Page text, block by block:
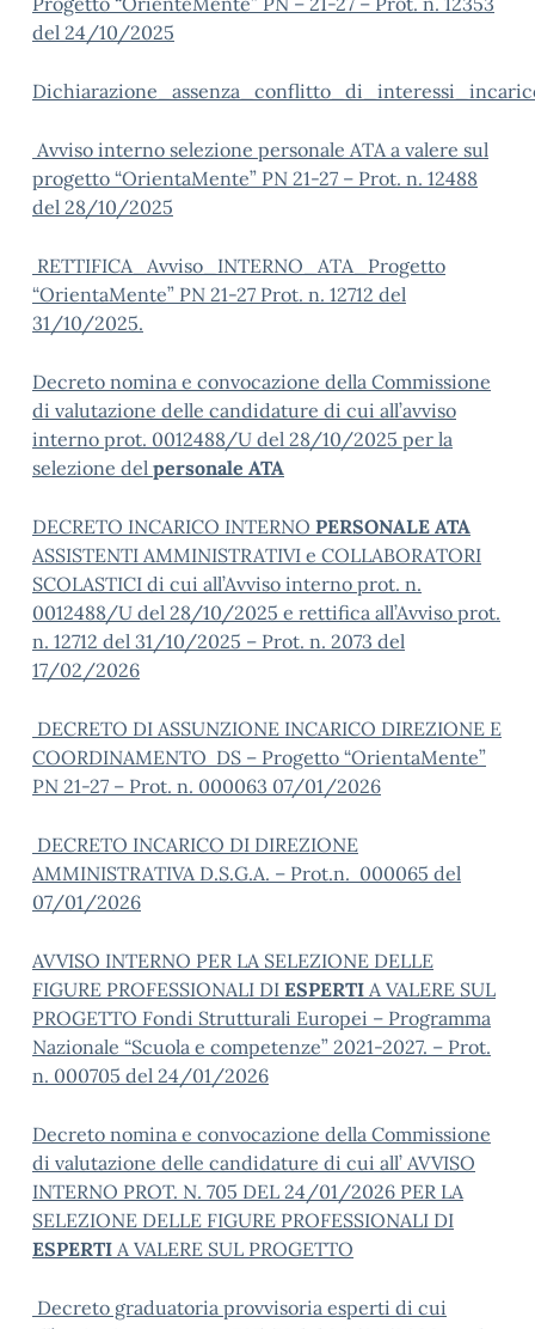
del 24/10/2025
Avviso interno selezione personale ATA a valere sul
progetto “OrientaMente” PN 21-27 – Prot. n. 12488
del 28/10/2025
RETTIFICA_Avviso_INTERNO_ATA_Progetto
“OrientaMente” PN 21-27 Prot. n. 12712 del
31/10/2025.
Decreto nomina e convocazione della Commissione
di valutazione delle candidature di cui all’avviso
interno prot. 0012488/U del 28/10/2025 per la
selezione del personale ATA
DECRETO INCARICO INTERNO PERSONALE ATA
ASSISTENTI AMMINISTRATIVI e COLLABORATORI
SCOLASTICI di cui all’Avviso interno prot. n.
0012488/U del 28/10/2025 e rettifica all’Avviso prot.
n. 12712 del 31/10/2025 – Prot. n. 2073 del
17/02/2026
DECRETO DI ASSUNZIONE INCARICO DIREZIONE E
COORDINAMENTO DS – Progetto “OrientaMente”
PN 21-27 – Prot. n. 000063 07/01/2026
DECRETO INCARICO DI DIREZIONE
AMMINISTRATIVA D.S.G.A. – Prot.n. 000065 del
07/01/2026
AVVISO INTERNO PER LA SELEZIONE DELLE
FIGURE PROFESSIONALI DI ESPERTI A VALERE SUL
PROGETTO Fondi Strutturali Europei – Programma
Nazionale “Scuola e competenze” 2021-2027. – Prot.
n. 000705 del 24/01/2026
Decreto nomina e convocazione della Commissione
di valutazione delle candidature di cui all’ AVVISO
INTERNO PROT. N. 705 DEL 24/01/2026 PER LA
SELEZIONE DELLE FIGURE PROFESSIONALI DI
ESPERTI A VALERE SUL PROGETTO
Decreto graduatoria provvisoria esperti di cui